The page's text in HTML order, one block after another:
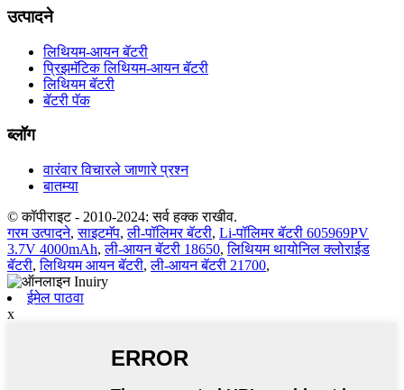
उत्पादने
लिथियम-आयन बॅटरी
प्रिझमॅटिक लिथियम-आयन बॅटरी
लिथियम बॅटरी
बॅटरी पॅक
ब्लॉग
वारंवार विचारले जाणारे प्रश्न
बातम्या
© कॉपीराइट - 2010-2024: सर्व हक्क राखीव.
गरम उत्पादने,साइटमॅप,ली-पॉलिमर बॅटरी, Li-पॉलिमर बॅटरी 605969PV
3.7V 4000mAh,ली-आयन बॅटरी 18650,लिथियम थायोनिल क्लोराईड
बॅटरी,लिथियम आयन बॅटरी,ली-आयन बॅटरी 21700,
ईमेल पाठवा
x